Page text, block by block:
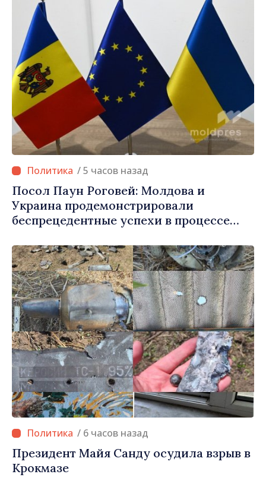
/ 5 часов назад
Посол Паун Роговей: Молдова и
Украина продемонстрировали
беспрецедентные успехи в процессе
/ 6 часов назад
Президент Майя Санду осудила взрыв в
Крокмазе